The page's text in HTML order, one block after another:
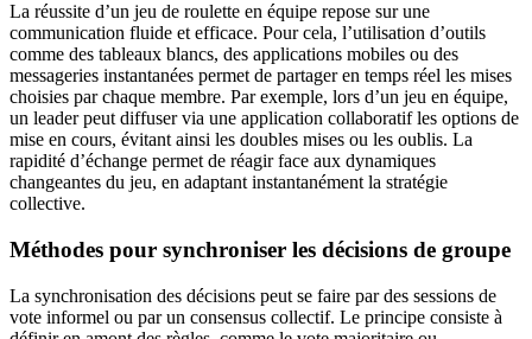
La réussite d’un jeu de roulette en équipe repose sur une
communication fluide et efficace. Pour cela, l’utilisation d’outils
comme des tableaux blancs, des applications mobiles ou des
messageries instantanées permet de partager en temps réel les mises
choisies par chaque membre. Par exemple, lors d’un jeu en équipe,
un leader peut diffuser via une application collaboratif les options de
mise en cours, évitant ainsi les doubles mises ou les oublis. La
rapidité d’échange permet de réagir face aux dynamiques
changeantes du jeu, en adaptant instantanément la stratégie
collective.
Méthodes pour synchroniser les décisions de groupe
La synchronisation des décisions peut se faire par des sessions de
vote informel ou par un consensus collectif. Le principe consiste à